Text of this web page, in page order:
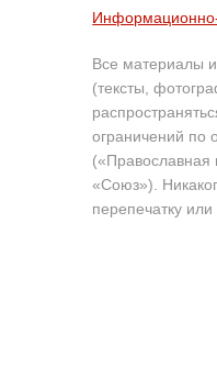
Информационно-
Все материалы
(тексты,
ограничений по
(«Православная
«Союз»).
перепечатку